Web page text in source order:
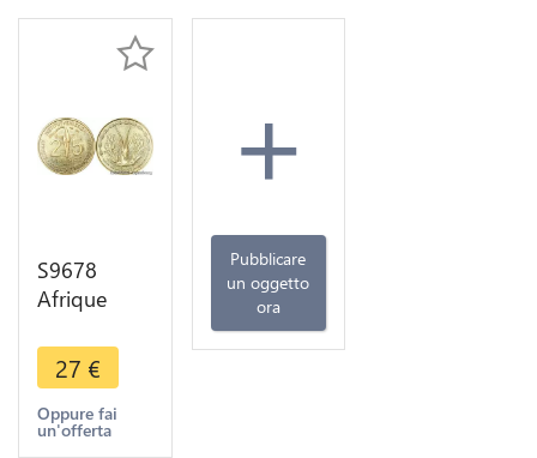
S9678
Afrique
Francaise
Togo 25
Francs Essai
1957 FDC
27 €
Oppure fai
un'offerta
+
Pubblicare
un oggetto
ora